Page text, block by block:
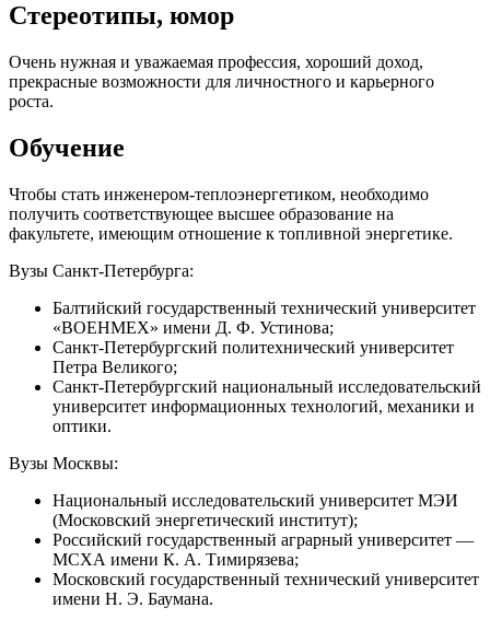
Стереотипы, юмор
Очень нужная и уважаемая профессия, хороший доход,
прекрасные возможности для личностного и карьерного
роста.
Обучение
Чтобы стать инженером-теплоэнергетиком, необходимо
получить соответствующее высшее образование на
факультете, имеющим отношение к топливной энергетике.
Вузы Санкт-Петербурга:
Балтийский государственный технический университет
«ВОЕНМЕХ» имени Д. Ф. Устинова;
Санкт-Петербургский политехнический университет
Петра Великого;
Санкт-Петербургский национальный исследовательский
университет информационных технологий, механики и
оптики.
Вузы Москвы:
Национальный исследовательский университет МЭИ
(Московский энергетический институт);
Российский государственный аграрный университет —
МСХА имени К. А. Тимирязева;
Московский государственный технический университет
имени Н. Э. Баумана.